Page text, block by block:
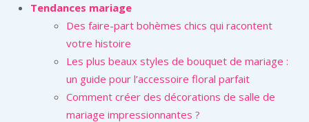
Tendances mariage
Des faire-part bohèmes chics qui racontent
votre histoire
Les plus beaux styles de bouquet de mariage :
un guide pour l’accessoire floral parfait
Comment créer des décorations de salle de
mariage impressionnantes ?